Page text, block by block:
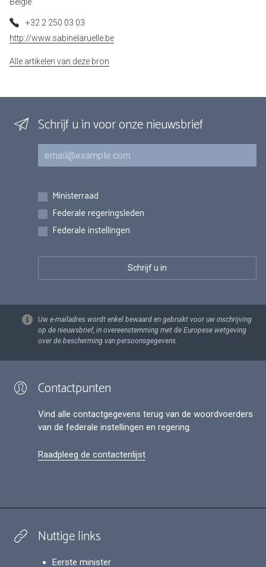
+32 2 250 03 03
http://www.sabinelaruelle.be
Alle artikelen van deze bron
Schrijf u in voor onze nieuwsbrief
E-mail
Inschrijvingen
Ministerraad
Federale regeringsleden
Federale instellingen
Uw e-mailadres wordt enkel bewaard en gebruikt voor uw inschrijving
op de nieuwsbrief, in overeenstemming met de Europese wetgeving
over de bescherming van persoonsgegevens.
Contactpunten
Vind alle contactgegevens terug van de woordvoerders
van de federale instellingen en regering.
Raadpleeg de contactenlijst
Nuttige links
Eerste minister